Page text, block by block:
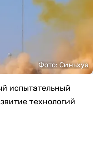
Фото: Синьхуа
испытательный
технологий